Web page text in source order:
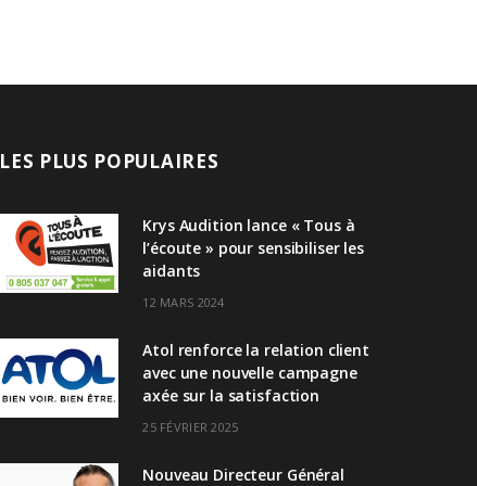
LES PLUS POPULAIRES
Krys Audition lance « Tous à
l’écoute » pour sensibiliser les
aidants
12 MARS 2024
Atol renforce la relation client
avec une nouvelle campagne
axée sur la satisfaction
25 FÉVRIER 2025
Nouveau Directeur Général